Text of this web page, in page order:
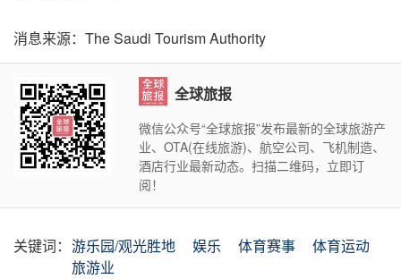
消息来源：The Saudi Tourism Authority
全球旅报
微信公众号“全球旅报”发布最新的全球旅游产
业、OTA(在线旅游)、航空公司、飞机制造、
酒店行业最新动态。扫描二维码，立即订
阅！
关键词： 游乐园/观光胜地 娱乐 体育赛事
体育运动
旅游业